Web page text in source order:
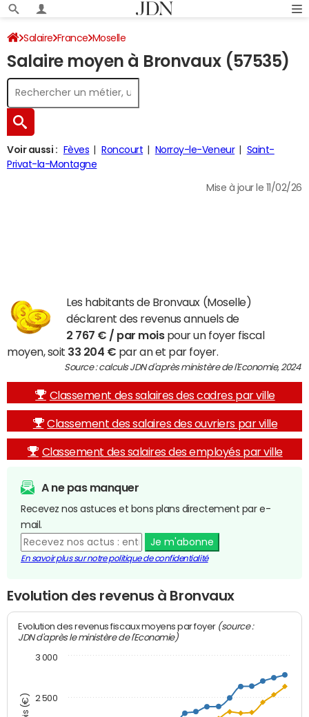
Salaire France Moselle
Salaire moyen à Bronvaux (57535)
Voir aussi : Fèves Roncourt Norroy-le-Veneur
Saint-
Privat-la-Montagne
Mise à jour le 11/02/26
Les habitants de Bronvaux (Moselle)
déclarent des revenus annuels de
2 767 € / par moispour un foyer fiscal
moyen, soit 33 204 € par an et par foyer.
Source : calculs JDN d'après ministère de l'Economie, 2024
Classement des salaires des cadres par ville
Classement des salaires des ouvriers par ville
Classement des salaires des employés par ville
A ne pas manquer
Recevez nos astuces et bons plans directement par e-
mail.
Je m'abonne
En savoir plus sur notre politique de confidentialité
Evolution des revenus à Bronvaux
Evolution des revenus fiscaux moyens par foyer (source :
JDN d'après le ministère de l'Economie)
2 500
3 000